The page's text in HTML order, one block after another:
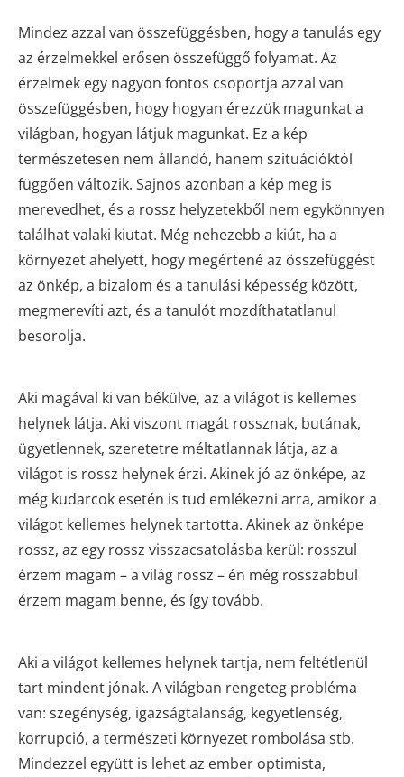
Mindez azzal van összefüggésben, hogy a tanulás egy
az érzelmekkel erősen összefüggő folyamat. Az
érzelmek egy nagyon fontos csoportja azzal van
összefüggésben, hogy hogyan érezzük magunkat a
világban, hogyan látjuk magunkat. Ez a kép
természetesen nem állandó, hanem szituációktól
függően változik. Sajnos azonban a kép meg is
merevedhet, és a rossz helyzetekből nem egykönnyen
találhat valaki kiutat. Még nehezebb a kiút, ha a
környezet ahelyett, hogy megértené az összefüggést
az önkép, a bizalom és a tanulási képesség között,
megmerevíti azt, és a tanulót mozdíthatatlanul
besorolja.
Aki magával ki van békülve, az a világot is kellemes
helynek látja. Aki viszont magát rossznak, butának,
ügyetlennek, szeretetre méltatlannak látja, az a
világot is rossz helynek érzi. Akinek jó az önképe, az
még kudarcok esetén is tud emlékezni arra, amikor a
világot kellemes helynek tartotta. Akinek az önképe
rossz, az egy rossz visszacsatolásba kerül: rosszul
érzem magam – a világ rossz – én még rosszabbul
érzem magam benne, és így tovább.
Aki a világot kellemes helynek tartja, nem feltétlenül
tart mindent jónak. A világban rengeteg probléma
van: szegénység, igazságtalanság, kegyetlenség,
korrupció, a természeti környezet rombolása stb.
Mindezzel együtt is lehet az ember optimista,